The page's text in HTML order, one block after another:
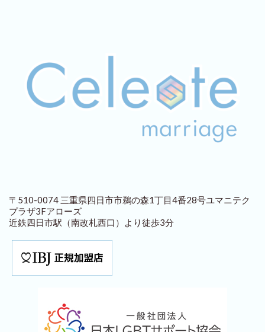
〒510-0074 三重県四日市市鵜の森1丁目4番28号ユマニテク
プラザ3Fアローズ
近鉄四日市駅（南改札西口）より徒歩3分